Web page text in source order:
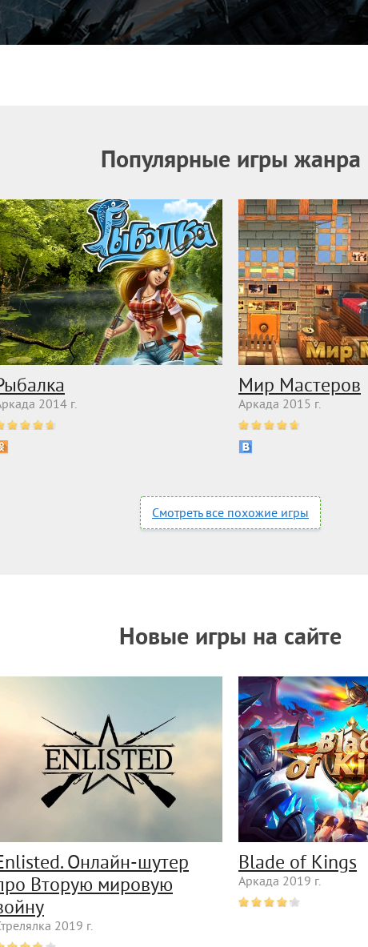
Популярные игры жанра
2014 г.
Мир Мастеров
Аркада 2015 г.
Смотреть все похожие игры
Новые игры на сайте
Онлайн-шутер
Вторую мировую
2019 г.
Blade of Kings
Аркада 2019 г.